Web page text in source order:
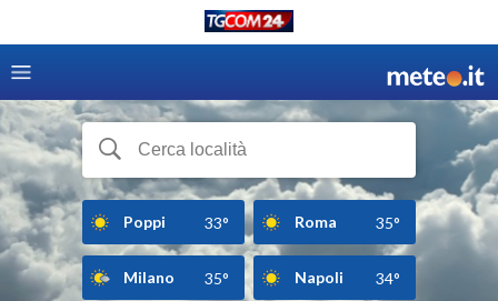
Poppi 33° Roma 35°
Milano 35° Napoli 34°